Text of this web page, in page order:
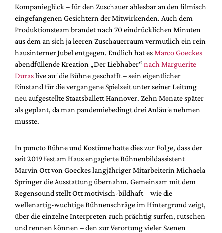
Podcast
Service
Shop / Abo
Newsletter
Redaktion
Autor:innen
Partner
Mediadaten
Kompanieglück – für den Zuschauer ablesbar an den filmisch
eingefangenen Gesichtern der Mitwirkenden. Auch dem
Produktionsteam brandet nach 70 eindrücklichen Minuten
aus dem an sich ja leeren Zuschauerraum vermutlich ein rein
hausinterner Jubel entgegen. Endlich hat es Marco Goeckes
abendfüllende Kreation „Der Liebhaber“ nach Marguerite
Duraslive auf die Bühne geschafft – sein eigentlicher
Einstand für die vergangene Spielzeit unter seiner Leitung
neu aufgestellte Staatsballett Hannover. Zehn Monate später
als geplant, da man pandemiebedingt drei Anläufe nehmen
musste.
In puncto Bühne und Kostüme hatte dies zur Folge, dass der
seit 2019 fest am Haus engagierte Bühnenbildassistent
Marvin Ott von Goeckes langjähriger Mitarbeiterin Michaela
Springer die Ausstattung übernahm. Gemeinsam mit dem
Regensound stellt Ott motivisch-bildhaft – wie die
wellenartig-wuchtige Bühnenschräge im Hintergrund zeigt,
über die einzelne Interpreten auch prächtig surfen, rutschen
und rennen können – den zur Verortung vieler Szenen